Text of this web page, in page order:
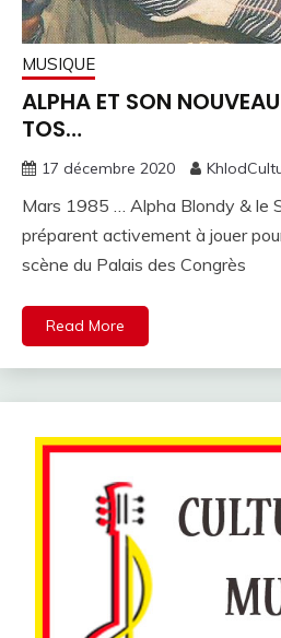
MUSIQUE
ALPHA ET SON
TOS…
17 décembre 2020
Mars 1985 … Alpha Blondy & le
préparent activement à jouer
scène du Palais des Congrès
Read More